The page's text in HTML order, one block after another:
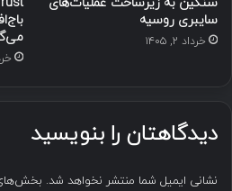
سایبری روسیه
خرداد ۲, ۱۴۰۵
دیدگاهتان را بنویسید
نشانی ایمیل شما منتشر نخواهد شد. بخش‌های